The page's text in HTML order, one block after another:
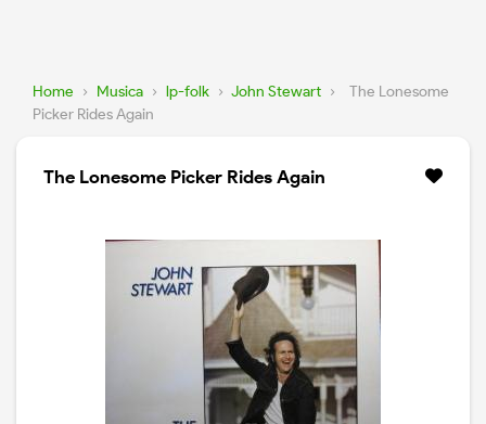
Home › Musica › lp-folk › John Stewart ›
The Lonesome
Picker Rides Again
The Lonesome Picker Rides Again